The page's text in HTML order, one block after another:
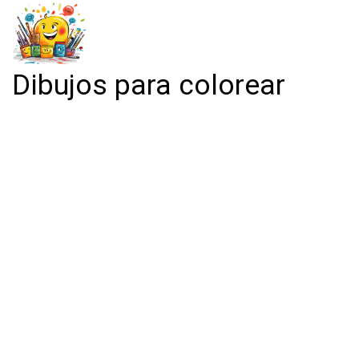
Dibujos para colorear